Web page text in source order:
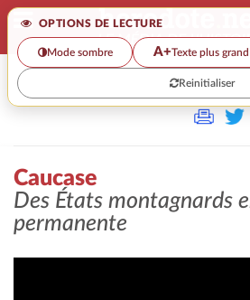
OPTIONS DE LECTURE
Mode sombre A+Texte plus grand
Reinitialiser
>>
Caucase
Des États montagnards
permanente